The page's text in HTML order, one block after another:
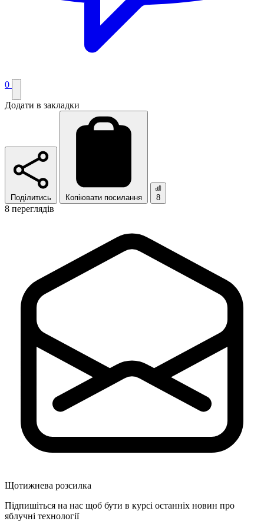
0
Додати в закладки
Поділитись Копіювати посилання 8
8 переглядів
Щотижнева розсилка
Підпишіться на нас щоб бути в курсі останніх новин про
яблучні технології